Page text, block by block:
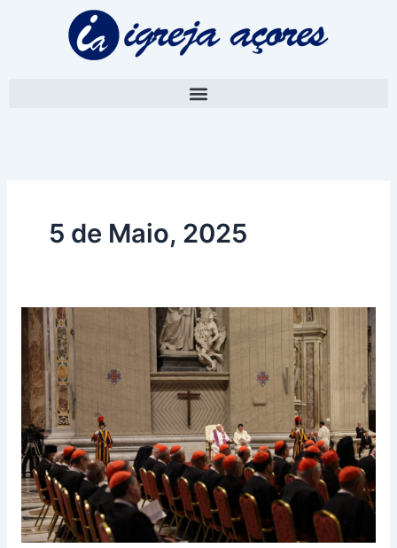
5 de Maio, 2025
Próximo
Papa
deve
ser
“um
pastor
próximo
da
vida
concreta
das